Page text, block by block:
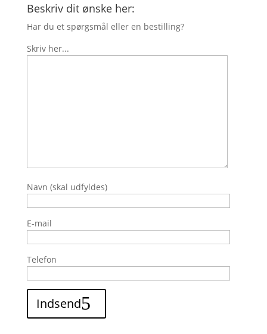
Beskriv dit ønske her:
Har du et spørgsmål eller en bestilling?
Skriv her...
Navn (skal udfyldes)
E-mail
Telefon
Indsend